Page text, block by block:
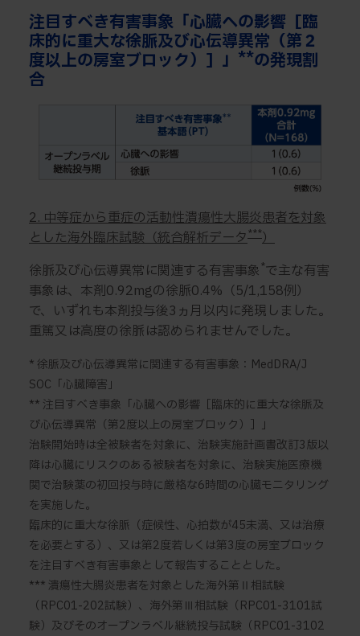
注目すべき有害事象「心臓への影響［臨
床的に重大な徐脈及び心伝導異常（第２
度以上の房室ブロック）］」 **の発現割
合
2. 中等症から重症の活動性潰瘍性大腸炎患者を対象
とした海外臨床試験（統合解析データ ***）
徐脈及び心伝導異常に関連する有害事象 *で主な有害
事象は、本剤0.92mgの徐脈0.4%（5/1,158例）
で、いずれも本剤投与後3ヵ月以内に発現しました。
重篤又は高度の徐脈は認められませんでした。
* 徐脈及び心伝導異常に関連する有害事象：MedDRA/J
SOC「心臓障害」
** 注目すべき事象「心臓への影響［臨床的に重大な徐脈及
び心伝導異常（第2度以上の房室ブロック）］」
治験開始時は全被験者を対象に、治験実施計画書改訂3版以
降は心臓にリスクのある被験者を対象に、治験実施医療機
関で治験薬の初回投与時に厳格な6時間の心臓モニタリング
を実施した。
臨床的に重大な徐脈（症候性、心拍数が45未満、又は治療
を必要とする）、又は第2度若しくは第3度の房室ブロック
を注目すべき有害事象として報告することとした。
*** 潰瘍性大腸炎患者を対象とした海外第Ⅱ相試験
（RPC01-202試験）、海外第Ⅲ相試験（RPC01-3101試
験）及びそのオープンラベル継続投与試験（RPC01-3102